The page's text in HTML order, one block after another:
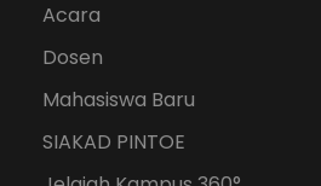
Acara
Dosen
Mahasiswa Baru
SIAKAD PINTOE